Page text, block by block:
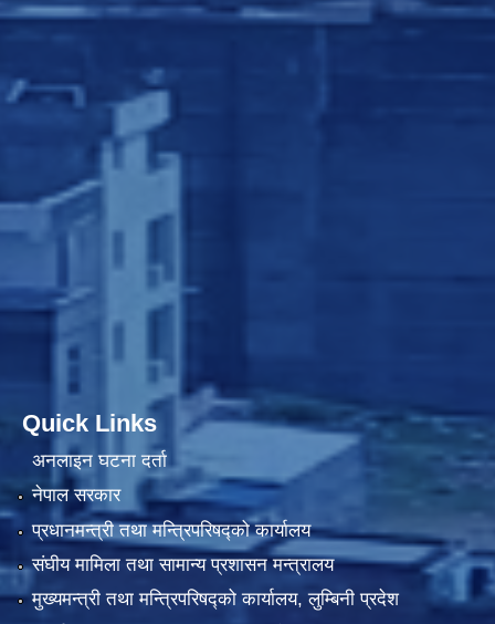
Quick Links
अनलाइन घटना दर्ता
नेपाल सरकार
प्रधानमन्त्री तथा मन्त्रिपरिषद्को कार्यालय
संघीय मामिला तथा सामान्य प्रशासन मन्त्रालय
मुख्यमन्त्री तथा मन्त्रिपरिषद्को कार्यालय, लुम्बिनी प्रदेश